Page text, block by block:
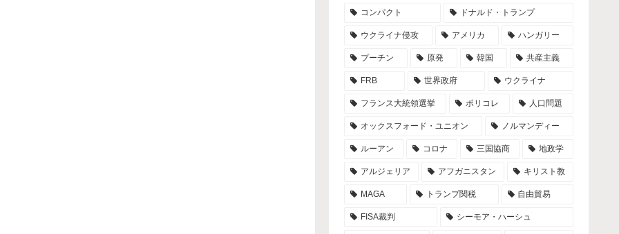
コンパクト ドナルド・トランプ
ウクライナ侵攻 アメリカ ハンガリー
プーチン 原発 韓国 共産主義
FRB 世界政府 ウクライナ
フランス大統領選挙 ポリコレ 人口問題
オックスフォード・ユニオン ノルマンディー
ルーアン コロナ 三国協商 地政学
アルジェリア アフガニスタン キリスト教
MAGA トランプ関税 自由貿易
FISA裁判 シーモア・ハーシュ